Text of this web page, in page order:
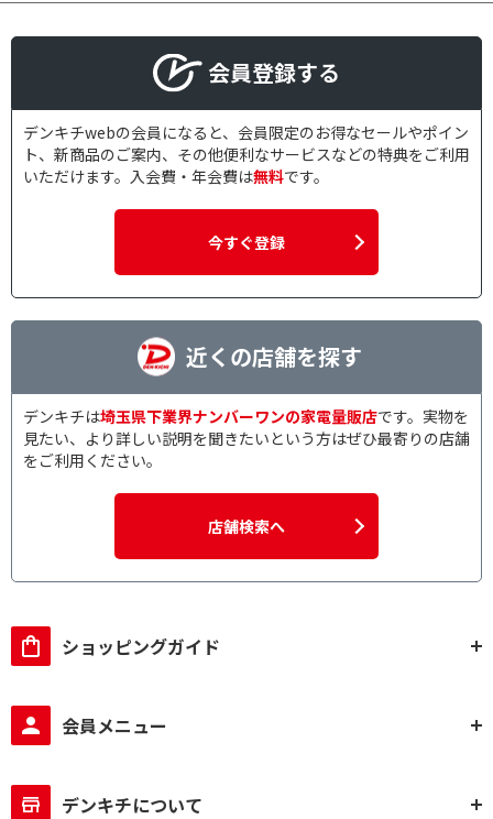
会員登録する
デンキチwebの会員になると、会員限定のお得なセールやポイン
ト、新商品のご案内、その他便利なサービスなどの特典をご利用
いただけます。入会費・年会費は無料です。
今すぐ登録
近くの店舗を探す
デンキチは埼玉県下業界ナンバーワンの家電量販店です。実物を
見たい、より詳しい説明を聞きたいという方はぜひ最寄りの店舗
をご利用ください。
店舗検索へ
ショッピングガイド
会員メニュー
デンキチについて